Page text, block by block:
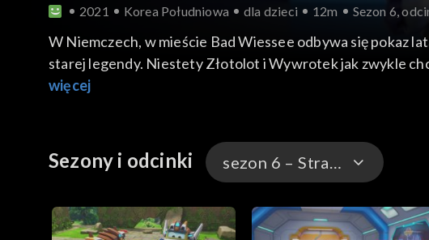
2021 Korea Południowa dla dzieci 12m Sezon 6,
W Niemczech, w mieście Bad Wiessee odbywa się pokaz
starej legendy. Niestety Złotolot i Wywrotek jak zwykle
więcej
Sezony i odcinki sezon 6 – Strażnicy świata
sezon 6 – Strażnicy świata